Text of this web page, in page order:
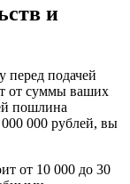
и
перед подачей
от суммы ваших
пошлина
000 000 рублей, вы
от 10 000 до 30